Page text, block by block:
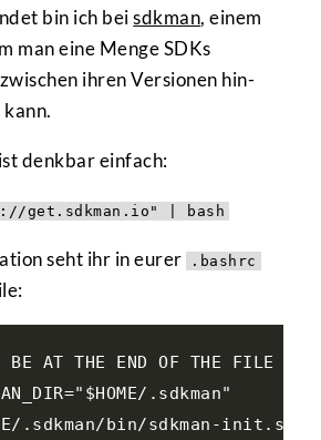
bin ich beisdkman, einem
man eine Menge SDKs
ihren Versionen hin-
denkbar einfach:
get.sdkman.io" | bash
seht ihr in eurer .bashrc
BE AT THE END OF THE FILE FOR
.sdkman"